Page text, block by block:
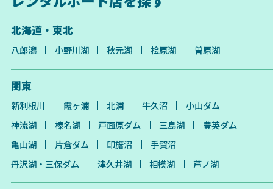
北海道・東北
八郎潟 小野川湖 秋元湖 桧原湖 曽原湖
関東
新利根川 霞ヶ浦 北浦 牛久沼
小山ダム
神流湖
榛名湖 戸面原ダム 三島湖
豊英ダム
亀山湖
片倉ダム 印旛沼
手賀沼
丹沢湖・三保ダム
津久井湖 相模湖 芦ノ湖